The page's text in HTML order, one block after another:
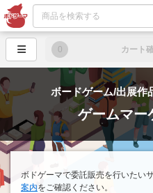
0 カート
ボードゲーム/出展作
ゲームマー
ボドゲーマで委託販売を行いたい
案内をご確認ください。